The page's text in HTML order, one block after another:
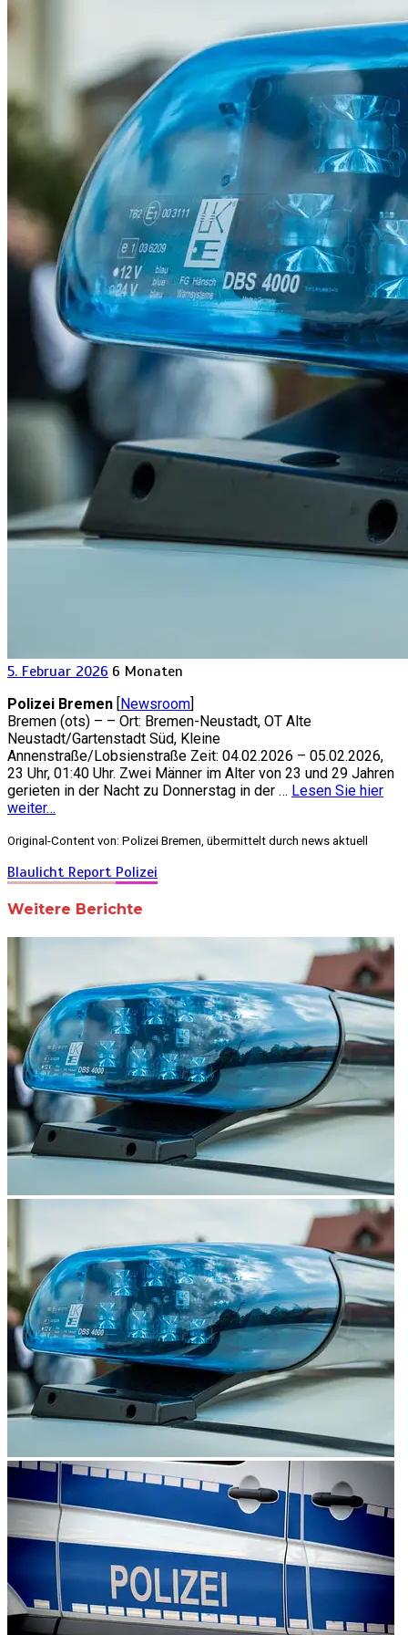
5. Februar 2026 6 Monaten
Polizei Bremen [Newsroom]
Bremen (ots) – – Ort: Bremen-Neustadt, OT Alte
Neustadt/Gartenstadt Süd, Kleine
Annenstraße/Lobsienstraße Zeit: 04.02.2026 – 05.02.2026,
23 Uhr, 01:40 Uhr. Zwei Männer im Alter von 23 und 29 Jahren
gerieten in der Nacht zu Donnerstag in der … Lesen Sie hier
weiter…
Original-Content von: Polizei Bremen, übermittelt durch news aktuell
Blaulicht Report Polizei
Weitere Berichte